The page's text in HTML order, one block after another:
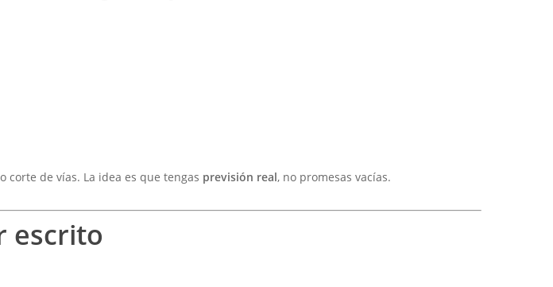
corte de vías. La idea es que tengas previsión real, no promesas vacías.
escrito